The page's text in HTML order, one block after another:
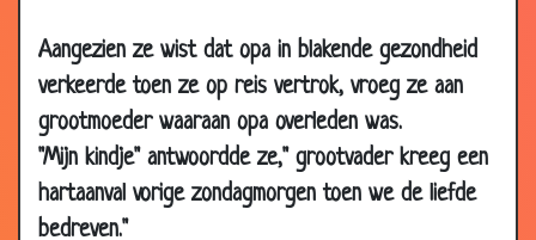
Aangezien ze wist dat opa in blakende gezondheid
verkeerde toen ze op reis vertrok, vroeg ze aan
grootmoeder waaraan opa overleden was.
"Mijn kindje" antwoordde ze," grootvader kreeg een
hartaanval vorige zondagmorgen toen we de liefde
bedreven."
22 Dec 2008
Zwangerschapstest
18 Nov
2008
Bijna Betrapt!
03 Oct
De maan en de zon 2.57